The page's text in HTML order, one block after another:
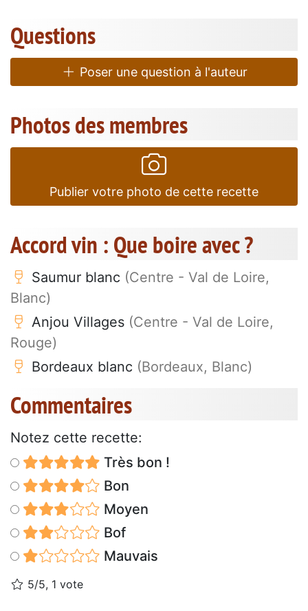
Questions
Poser une question à l'auteur
Photos des membres
Publier votre photo de cette recette
Accord vin : Que boire avec ?
Saumur blanc (Centre - Val de Loire,
Blanc)
Anjou Villages (Centre - Val de Loire,
Rouge)
Bordeaux blanc (Bordeaux, Blanc)
Commentaires
Notez cette recette:
Très bon !
Bon
Moyen
Bof
Mauvais
5/5, 1 vote